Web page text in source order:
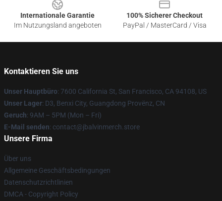
Internationale Garantie
Im Nutzungsland angeboten
100% Sicherer Checkout
PayPal / MasterCard / Visa
Kontaktieren Sie uns
Unser Hauptbüro: 7600 California St, San Francisco, CA 94108, US
Unser Lager: D3, Benxi City, Guangdong Provënz, CN
Geruch: 9AM – 5PM (Mon – Fri)
E-Mail senden: contact@jbalvinmerch.store
Unsere Firma
Über uns
Allgemeine Geschäftsbedingungen
Datenschutzrichtlinien
DMCA - Copyright Policy